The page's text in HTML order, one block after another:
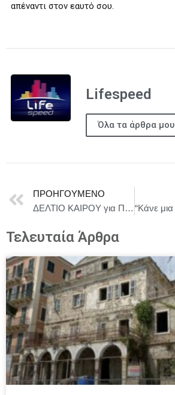
απέναντι στον εαυτό σου.
Lifespeed
Όλα τα άρθρα μου
ΠΡΟΗΓΟΎΜΕΝΟ
ΔΕΛΤΙΟ ΚΑΙΡΟΥ για Παρασκευή 2/1
Τελευταία Άρθρα